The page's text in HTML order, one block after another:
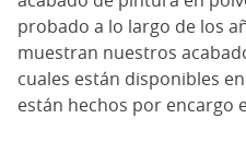
probado a lo largo de los
muestran nuestros
cuales están disponibles
están hechos por encargo